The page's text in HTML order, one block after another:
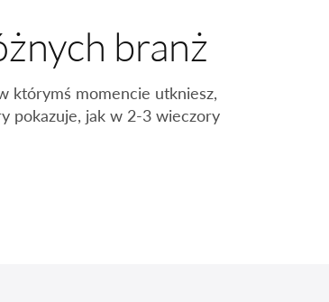
branż
którymś momencie utkniesz,
pokazuje, jak w 2-3 wieczory